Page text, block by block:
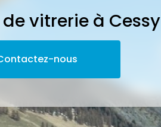
vitrerie à Cessy
nous